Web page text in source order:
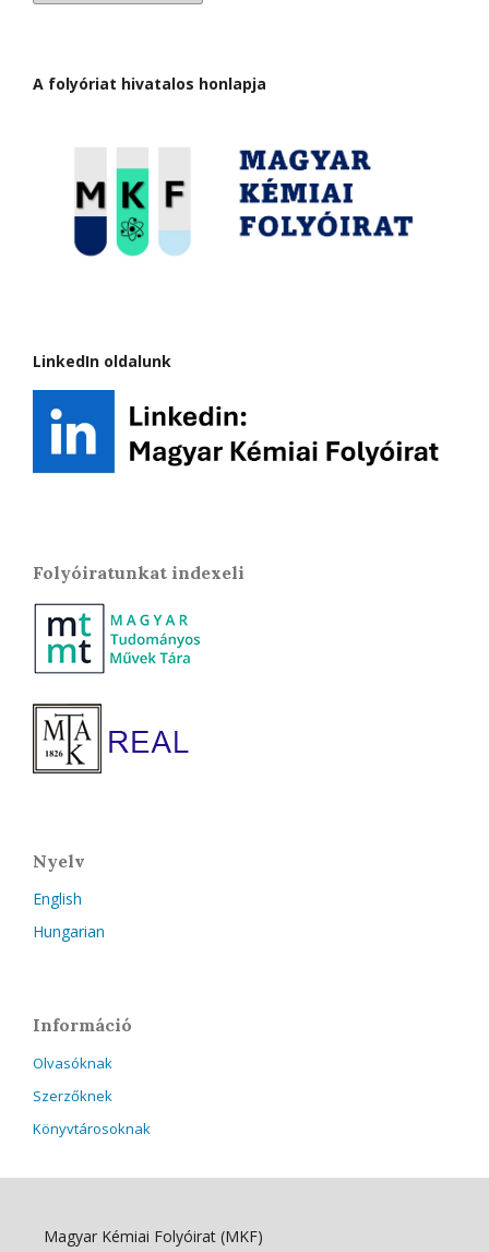
A folyóriat hivatalos honlapja
LinkedIn oldalunk
Folyóiratunkat indexeli
Nyelv
English
Hungarian
Információ
Olvasóknak
Szerzőknek
Könyvtárosoknak
Magyar Kémiai Folyóirat (MKF)